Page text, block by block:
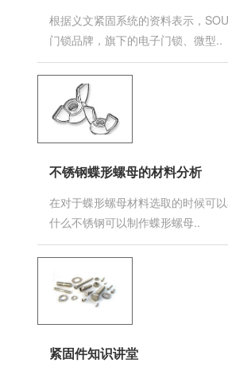
根据义文紧固系统的资料表示，
门锁品牌，旗下的电子门锁、微型..
不锈钢蝶形螺母的材料分析
在对于蝶形螺母材料选取的时候可
什么不锈钢可以制作蝶形螺母..
紧固件知识讲堂